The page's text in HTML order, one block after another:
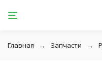
Главная Запчасти